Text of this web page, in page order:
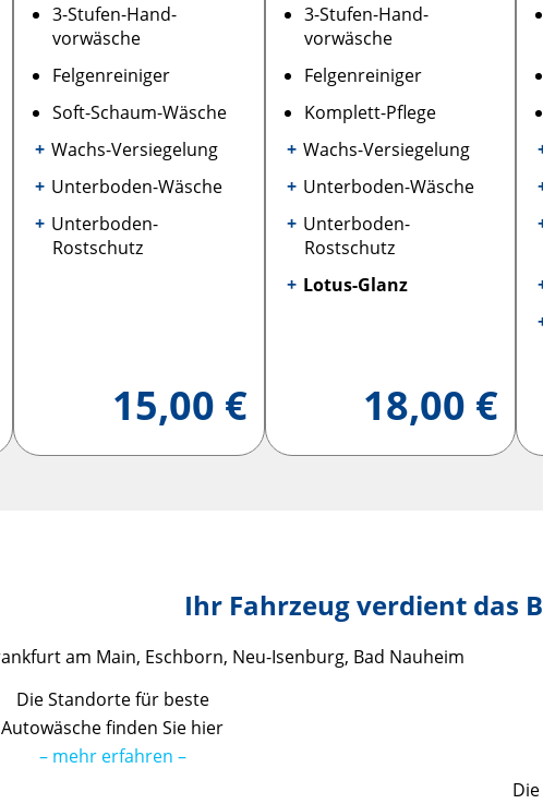
3-Stufen-Hand­
vorwäsche
Felgenreiniger
Soft-Schaum-Wäsche
Wachs-Versie­gelung
Unterboden-Wäsche
Unterboden-
Rostschutz
15,00 €
3-Stufen-Hand­
vorwäsche
Felgenreiniger
Komplett-Pflege
Wachs-Versie­gelung
Unterboden-Wäsche
Unterboden-
Rostschutz
Lotus-Glanz
18,00 €
Ihr Fahrzeug verdient das
Die Standorte für beste
Autowäsche finden Sie hier
– mehr erfahren –